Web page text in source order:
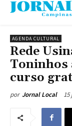
AGENDA CULTURAL
Rede
Toninhos
curso
por Jornal Local 15